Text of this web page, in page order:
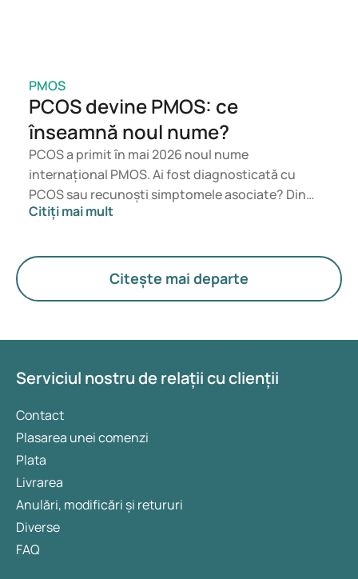
PMOS
PCOS devine PMOS: ce
înseamnă noul nume?
PCOS a primit în mai 2026 noul nume
internațional PMOS. Ai fost diagnosticată cu
PCOS sau recunoști simptomele asociate? Din
punct de vedere medical, nu se schimbă nimic
hormoni, metabolism și funcționarea ovarelor.
Citiți mai mult
Citește mai departe
Serviciul nostru de relații cu clienții
Contact
Plasarea unei comenzi
Plata
Livrarea
Anulări, modificări și retururi
Diverse
FAQ